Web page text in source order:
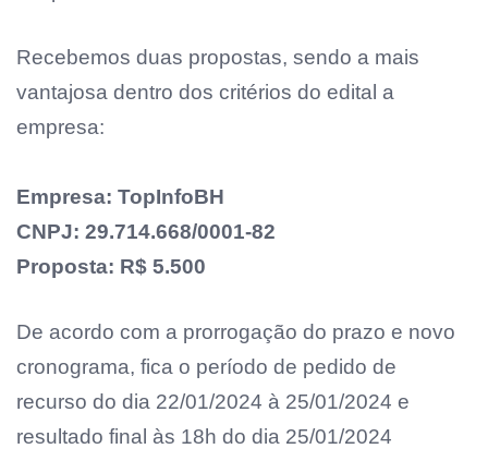
Recebemos duas propostas, sendo a mais
vantajosa dentro dos critérios do edital a
empresa:
Empresa: TopInfoBH
CNPJ: 29.714.668/0001-82
Proposta: R$ 5.500
De acordo com a prorrogação do prazo e novo
cronograma, fica o período de pedido de
recurso do dia 22/01/2024 à 25/01/2024 e
resultado final às 18h do dia 25/01/2024